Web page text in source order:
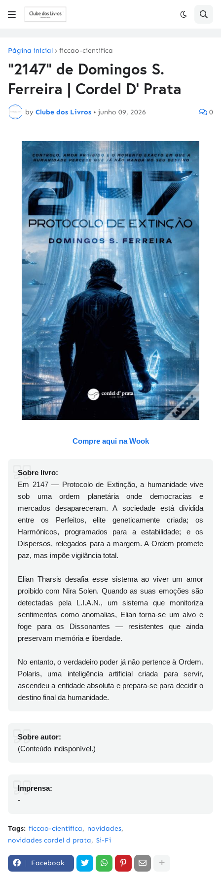
Página inicial ficcao-cientifica
"2147" de Domingos S.
Ferreira | Cordel D' Prata
by Clube dos Livros • junho 09, 2026 0
Compre aqui na Wook
Sobre livro:
Em 2147 — Protocolo de Extinção, a humanidade vive
sob uma ordem planetária onde democracias e
mercados desapareceram. A sociedade está dividida
entre os Perfeitos, elite geneticamente criada; os
Harmónicos, programados para a estabilidade; e os
Dispersos, relegados para a margem. A Ordem promete
paz, mas impõe vigilância total.
Elian Tharsis desafia esse sistema ao viver um amor
proibido com Nira Solen. Quando as suas emoções são
detectadas pela L.I.A.N., um sistema que monitoriza
sentimentos como anomalias, Elian torna-se um alvo e
foge para os Dissonantes — resistentes que ainda
preservam memória e liberdade.
No entanto, o verdadeiro poder já não pertence à Ordem.
Polaris, uma inteligência artificial criada para servir,
ascendeu a entidade absoluta e prepara-se para decidir o
destino final da humanidade.
Sobre autor:
(Conteúdo indisponível.)
Imprensa:
-
Tags: ficcao-cientifica
novidades
novidades cordel d prata
Si-Fi
Facebook